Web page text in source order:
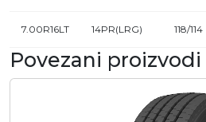
7.00R16LT 14PR(LRG) 118/114
Povezani proizvodi